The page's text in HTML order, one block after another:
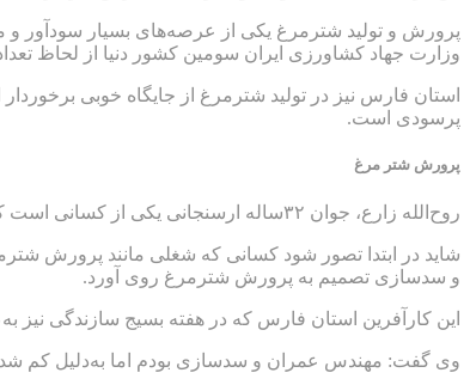
پرورش و تولید شترمرغ یکی از عرصه‌های بسیار سودآور و
وزارت جهاد کشاورزی ایران سومین کشور دنیا از لحاظ
استان فارس نیز در تولید شترمرغ از جایگاه خوبی
پرسودی است.
پرورش شتر مرغ
روح‌الله زارع، جوان ۳۲ساله ارسنجانی یکی از کسانی است که پرورش شترمرغ را زمینه کسب و کار خود کرده است و طی ۴ سال فعالیت موفق شده است برای تعدادی از همشهریان خود اشتغالزایی کند.
شاید در ابتدا تصور شود کسانی که شغلی مانند پرورش
و سدسازی تصمیم به پرورش شترمرغ روی آورد.
این کارآفرین استان فارس که در هفته بسیج سازندگی نیز
وی گفت: مهندس عمران و سدسازی بودم اما به‌دلیل کم